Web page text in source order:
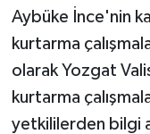
Aybüke İnce'nin
kurtarma
olarak Yozgat
kurtarma
yetkililerden bilgi